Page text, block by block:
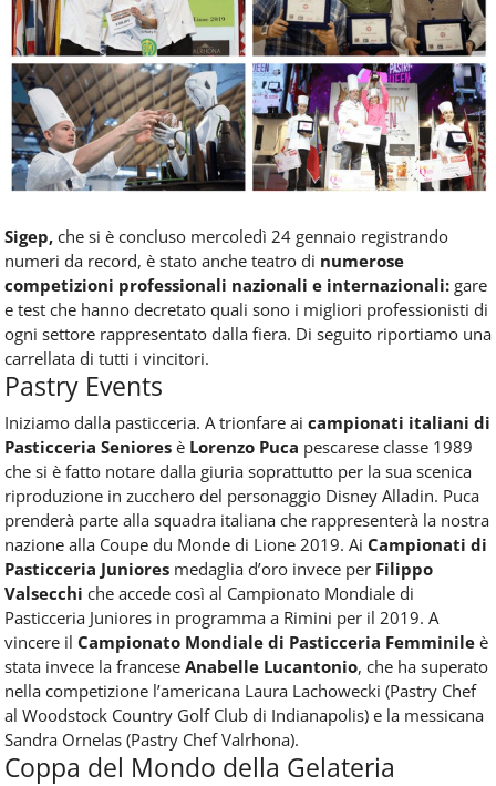
Service
e
tutte
le
novità
del
comparto
Horeca.
Sigep, che si è concluso mercoledì 24 gennaio registrando
numeri da record, è stato anche teatro di numerose
competizioni professionali nazionali e internazionali: gare
e test che hanno decretato quali sono i migliori professionisti di
ogni settore rappresentato dalla fiera. Di seguito riportiamo una
carrellata di tutti i vincitori.
Pastry Events
Iniziamo dalla pasticceria. A trionfare ai campionati italiani di
Pasticceria Seniores è Lorenzo Puca pescarese classe 1989
che si è fatto notare dalla giuria soprattutto per la sua scenica
riproduzione in zucchero del personaggio Disney Alladin. Puca
prenderà parte alla squadra italiana che rappresenterà la nostra
nazione alla Coupe du Monde di Lione 2019. Ai Campionati di
Pasticceria Juniores medaglia d’oro invece per Filippo
Valsecchi che accede così al Campionato Mondiale di
Pasticceria Juniores in programma a Rimini per il 2019. A
vincere il Campionato Mondiale di Pasticceria Femminile è
stata invece la francese Anabelle Lucantonio, che ha superato
nella competizione l’americana Laura Lachowecki (Pastry Chef
al Woodstock Country Golf Club di Indianapolis) e la messicana
Sandra Ornelas (Pastry Chef Valrhona).
Coppa del Mondo della Gelateria